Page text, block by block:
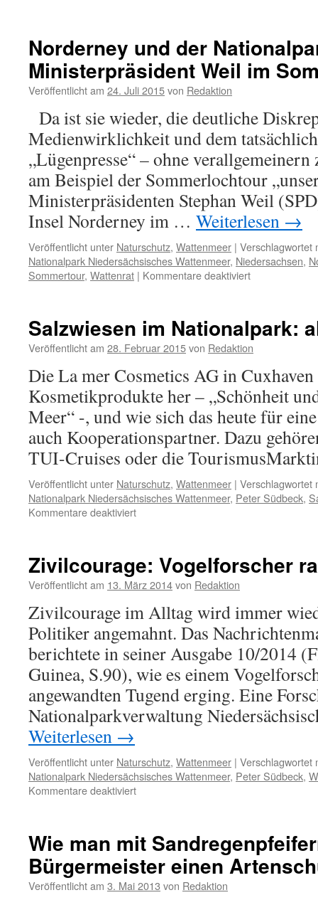
das
Ziel
aus
den
verloren
hatten,
verdoppelten
sie
ihre
Anstrengungen.“
Norderney und der
Ministerpräsident Weil im
Veröffentlicht am 24. Juli 2015von Redaktion
Da ist sie wieder, die deutliche
Medienwirklichkeit und dem
„Lügenpresse“ – ohne
am Beispiel der Sommerlochtour
Ministerpräsidenten Stephan Weil
Insel Norderney im … Weiterlesen →
Veröffentlicht unter Naturschutz, Wattenmeer | Verschlagwortet
Nationalpark Niedersächsisches Wattenmeer, Niedersachsen,
Sommertour, Wattenrat | Kommentare deaktiviertfür
Nationalpark
Wattenmeer:
Weil
im
Sommerloch
Salzwiesen im Nationalpark:
Veröffentlicht am 28. Februar 2015von Redaktion
Die La mer Cosmetics AG in
Kosmetikprodukte her – „Schönheit
Meer“ -, und wie sich das heute für
auch Kooperationspartner. Dazu
TUI-Cruises oder die
Veröffentlicht unter Naturschutz, Wattenmeer | Verschlagwortet
Nationalpark Niedersächsisches Wattenmeer, Peter Südbeck,
Kommentare deaktiviertfür
alles
Kosmetik?
Zivilcourage: Vogelforscher
Veröffentlicht am 13. März 2014von Redaktion
Zivilcourage im Alltag wird immer
Politiker angemahnt. Das
berichtete in seiner Ausgabe 10/2014
Guinea, S.90), wie es einem
angewandten Tugend erging. Eine
Nationalparkverwaltung
Weiterlesen →
Veröffentlicht unter Naturschutz, Wattenmeer | Verschlagwortet
Nationalpark Niedersächsisches Wattenmeer, Peter Südbeck,
Kommentare deaktiviertfür
Wie man mit
Bürgermeister einen
Veröffentlicht am 3. Mai 2013 von Redaktion